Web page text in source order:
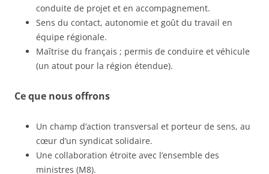
conduite de projet et en accompagnement.
Sens du contact, autonomie et goût du travail en
équipe régionale.
Maîtrise du français ; permis de conduire et véhicule
(un atout pour la région étendue).
Ce que nous offrons
Un champ d’action transversal et porteur de sens, au
cœur d’un syndicat solidaire.
Une collaboration étroite avec l’ensemble des
ministres (M8).